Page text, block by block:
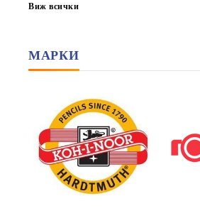
Виж всички
МАРКИ